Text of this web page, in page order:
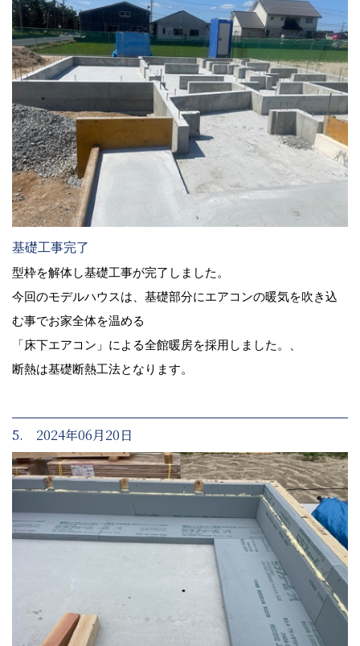
基礎工事完了
型枠を解体し基礎工事が完了しました。
今回のモデルハウスは、基礎部分にエアコンの暖気を吹き込
む事でお家全体を温める
「床下エアコン」による全館暖房を採用しました。、
断熱は基礎断熱工法となります。
5. 2024年06月20日